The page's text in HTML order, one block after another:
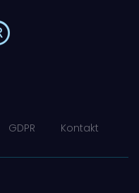
GDPR Kontakt